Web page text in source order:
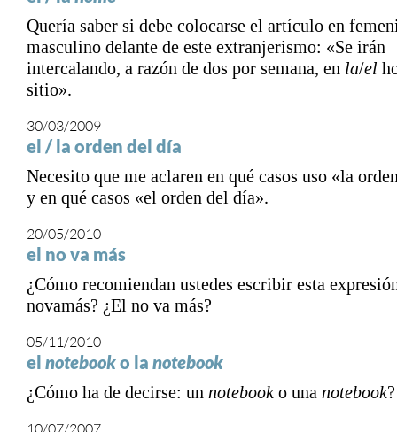
Quería saber si debe colocarse el artículo en
masculino delante de este extranjerismo: «Se irán
intercalando, a razón de dos por semana, en la/el
sitio».
30/03/2009
el / la orden del día
Necesito que me aclaren en qué casos uso «la
y en qué casos «el orden del día».
20/05/2010
el no va más
¿Cómo recomiendan ustedes escribir esta
novamás? ¿El no va más?
05/11/2010
el notebooko la notebook
¿Cómo ha de decirse: un notebook o una notebook?
10/07/2007